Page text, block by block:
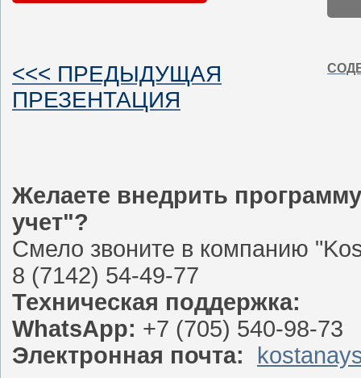
<<< ПРЕДЫДУЩАЯ
ПРЕЗЕНТАЦИЯ
Желаете внедрить
учет"?
Смело звоните в компанию
8 (7142) 54-49-77
Техническая поддержка:
WhatsApp: +7 (705) 540-98-73
Электронная почта: